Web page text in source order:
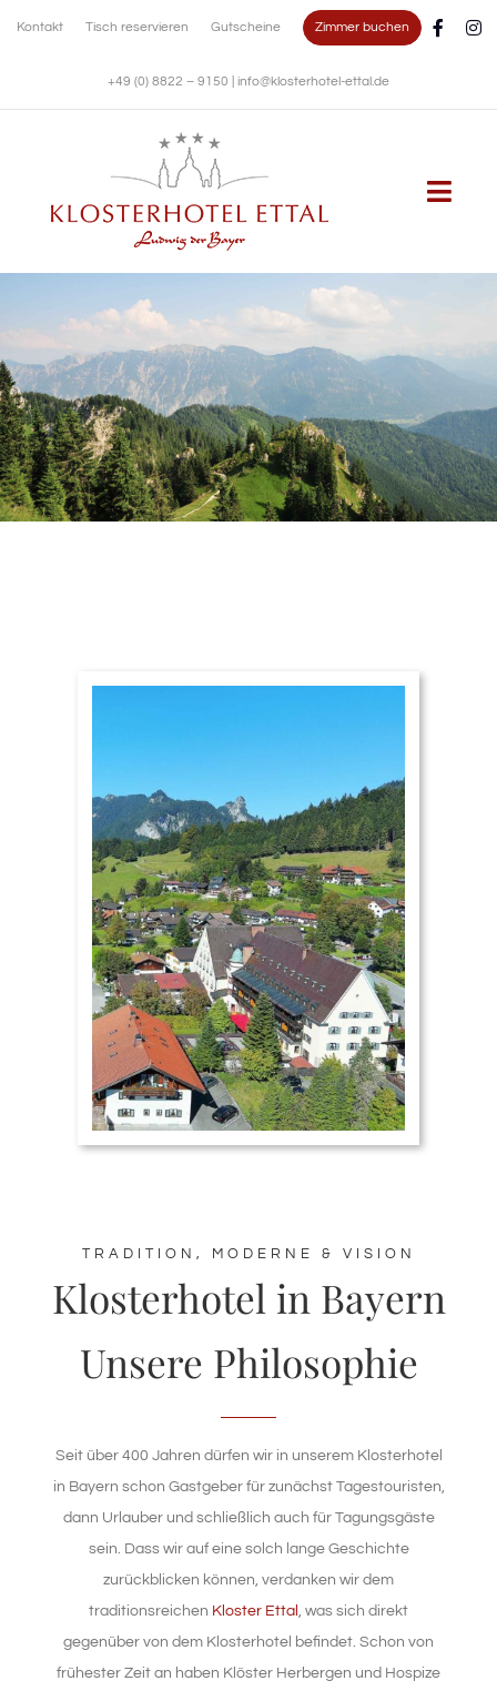
Kontakt Tisch reservieren Gutscheine Zimmer buchen
+49 (0) 8822 – 9150 info@klosterhotel-ettal.de
WOHNEN
KULINARIK
FESTE FEIERN
WISSENSWERTES
TRADITION, MODERNE & VISION
Klosterhotel in Bayern
Unsere Philosophie
Seit über 400 Jahren dürfen wir in unserem Klosterhotel
in Bayern schon Gastgeber für zunächst Tagestouristen,
dann Urlauber und schließlich auch für Tagungsgäste
sein. Dass wir auf eine solch lange Geschichte
zurückblicken können, verdanken wir dem
traditionsreichen Kloster Ettal , was sich direkt
gegenüber von dem Klosterhotel befindet. Schon von
frühester Zeit an haben Klöster Herbergen und Hospize